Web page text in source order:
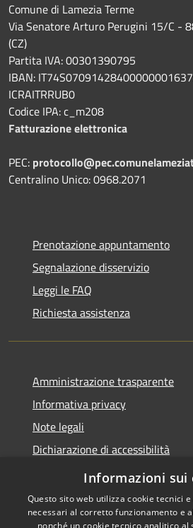
Comune di Lamezia Terme
Via Senatore Arturo Perugini 15/C -
(CZ)
Partita IVA: 00301390795
IBAN:
ICRAITRRUB0
Codice IPA: c_m208
Fatturazione elettronica
PEC:
Centralino Unico: 0968.2071
Prenotazione appuntamento
Segnalazione disservizio
Leggi le FAQ
Richiesta assistenza
Amministrazione trasparente
Informativa privacy
Note legali
Dichiarazione di accessibilità
Feedback accessibilità
Informazioni sui
Questo sito web utilizza cookie tecnici
necessari al corretto funzionamento e
nonché un cookie tecnico analitico